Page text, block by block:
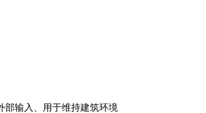
输入、用于维持建筑环境